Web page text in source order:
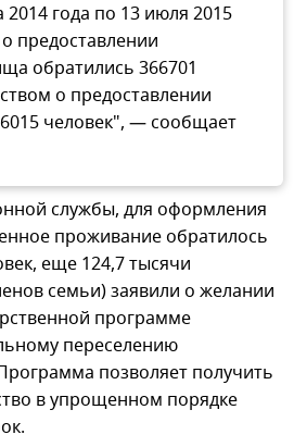
года по 13 июля 2015
предоставлении
обратились 366701
о предоставлении
человек", — сообщает
службы, для оформления
проживание обратилось
еще 124,7 тысячи
семьи) заявили о желании
программе
переселению
позволяет получить
в упрощенном порядке